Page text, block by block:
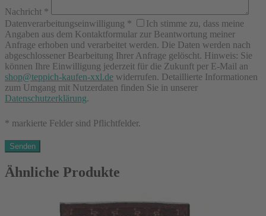
Nachricht *
Datenverarbeitungseinwilligung *
Ich stimme zu, dass meine
Angaben aus dem Kontaktformular zur Beantwortung meiner
Anfrage erhoben und verarbeitet werden. Die Daten werden nach
abgeschlossener Bearbeitung Ihrer Anfrage gelöscht. Hinweis: Sie
können Ihre Einwilligung jederzeit für die Zukunft per E-Mail an
shop@teppich-kaufen-xxl.de widerrufen. Detaillierte Informationen
zum Umgang mit Nutzerdaten finden Sie in unserer
Datenschutzerklärung.
* markierte Felder sind Pflichtfelder.
Ähnliche Produkte